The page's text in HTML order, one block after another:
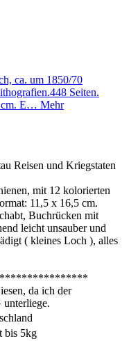
ca. um 1850/70
Seiten.
cm. E… Mehr
Reisen und Kriegstaten
mit 12 kolorierten
11,5 x 16,5 cm.
Buchrücken mit
leicht unsauber und
( kleines Loch ), alles
da ich der
unterliege.
bis 5kg